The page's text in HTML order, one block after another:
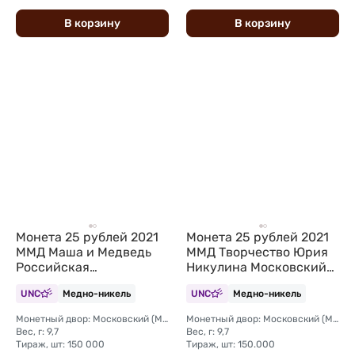
В корзину В корзину
Монета 25 рублей 2021
ММД Маша и Медведь
Российская
цветные, в блистере
UNC Медно-никель
Монетный двор: Московский (ММД)
Вес, г: 9,7
Тираж, шт: 150 000
Монета 25 рублей 2021
ММД Творчество Юрия
Никулина Московский
блистере)
UNC Медно-никель
Монетный двор: Московский (ММД)
Вес, г: 9,7
Тираж, шт: 150.000